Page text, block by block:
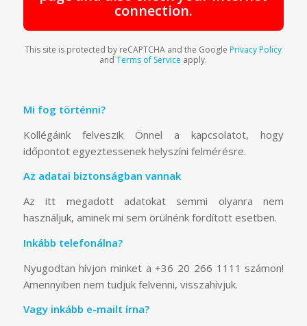
connection.
This site is protected by reCAPTCHA and the GooglePrivacy Policy
andTerms of Service apply.
Mi fog történni?
Kollégáink felveszik Önnel a kapcsolatot, hogy
időpontot egyeztessenek helyszíni felmérésre.
Az adatai biztonságban vannak
Az itt megadott adatokat semmi olyanra nem
használjuk, aminek mi sem örülnénk fordított esetben.
Inkább telefonálna?
Nyugodtan hívjon minket a +36 20 266 1111 számon!
Amennyiben nem tudjuk felvenni, visszahívjuk.
Vagy inkább e-mailt írna?